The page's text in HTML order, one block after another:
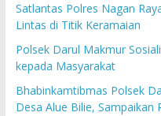
Satlantas Polres Nagan
Lintas di Titik Keramaian
Polsek Darul Makmur
kepada Masyarakat
Bhabinkamtibmas Polsek
Desa Alue Bilie, Sampaikan